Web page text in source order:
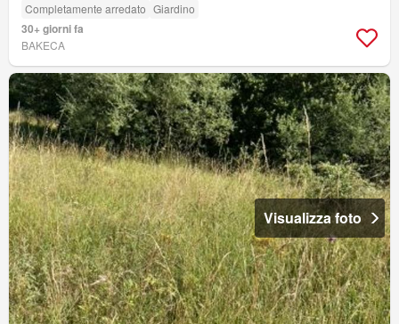
Completamente arredato Giardino
30+ giorni fa
BAKECA
Visualizza foto